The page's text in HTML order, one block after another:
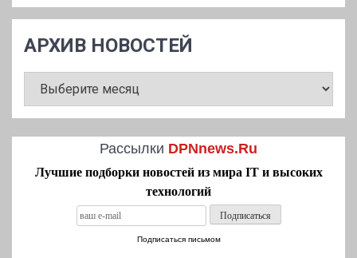
АРХИВ НОВОСТЕЙ
НОВОСТЕЙ
Рассылки DPNnews.Ru
Лучшие подборки новостей из мира IT и высоких
технологий
Подписаться письмом